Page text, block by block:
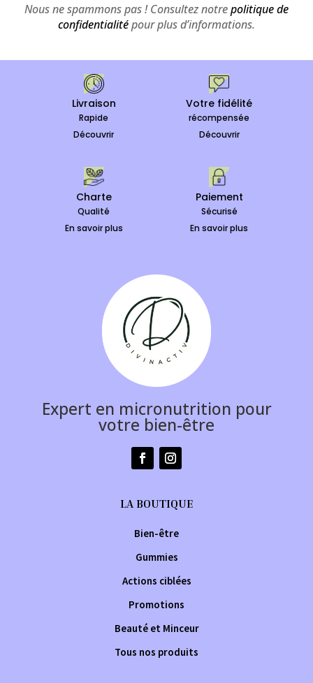
Nous ne spammons pas ! Consultez notrepolitique de
confidentialitépour plus d’informations.
Livraison
Rapide
Découvrir
Votre fidélité
récompensée
Découvrir
Charte
Qualité
En savoir plus
Paiement
Sécurisé
En savoir plus
Expert en micronutrition pour
votre bien-être
LA BOUTIQUE
Bien-être
Gummies
Actions ciblées
Promotions
Beauté et Minceur
Tous nos produits